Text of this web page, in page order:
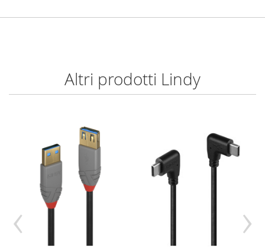
Altri prodotti Lindy
‹ ›